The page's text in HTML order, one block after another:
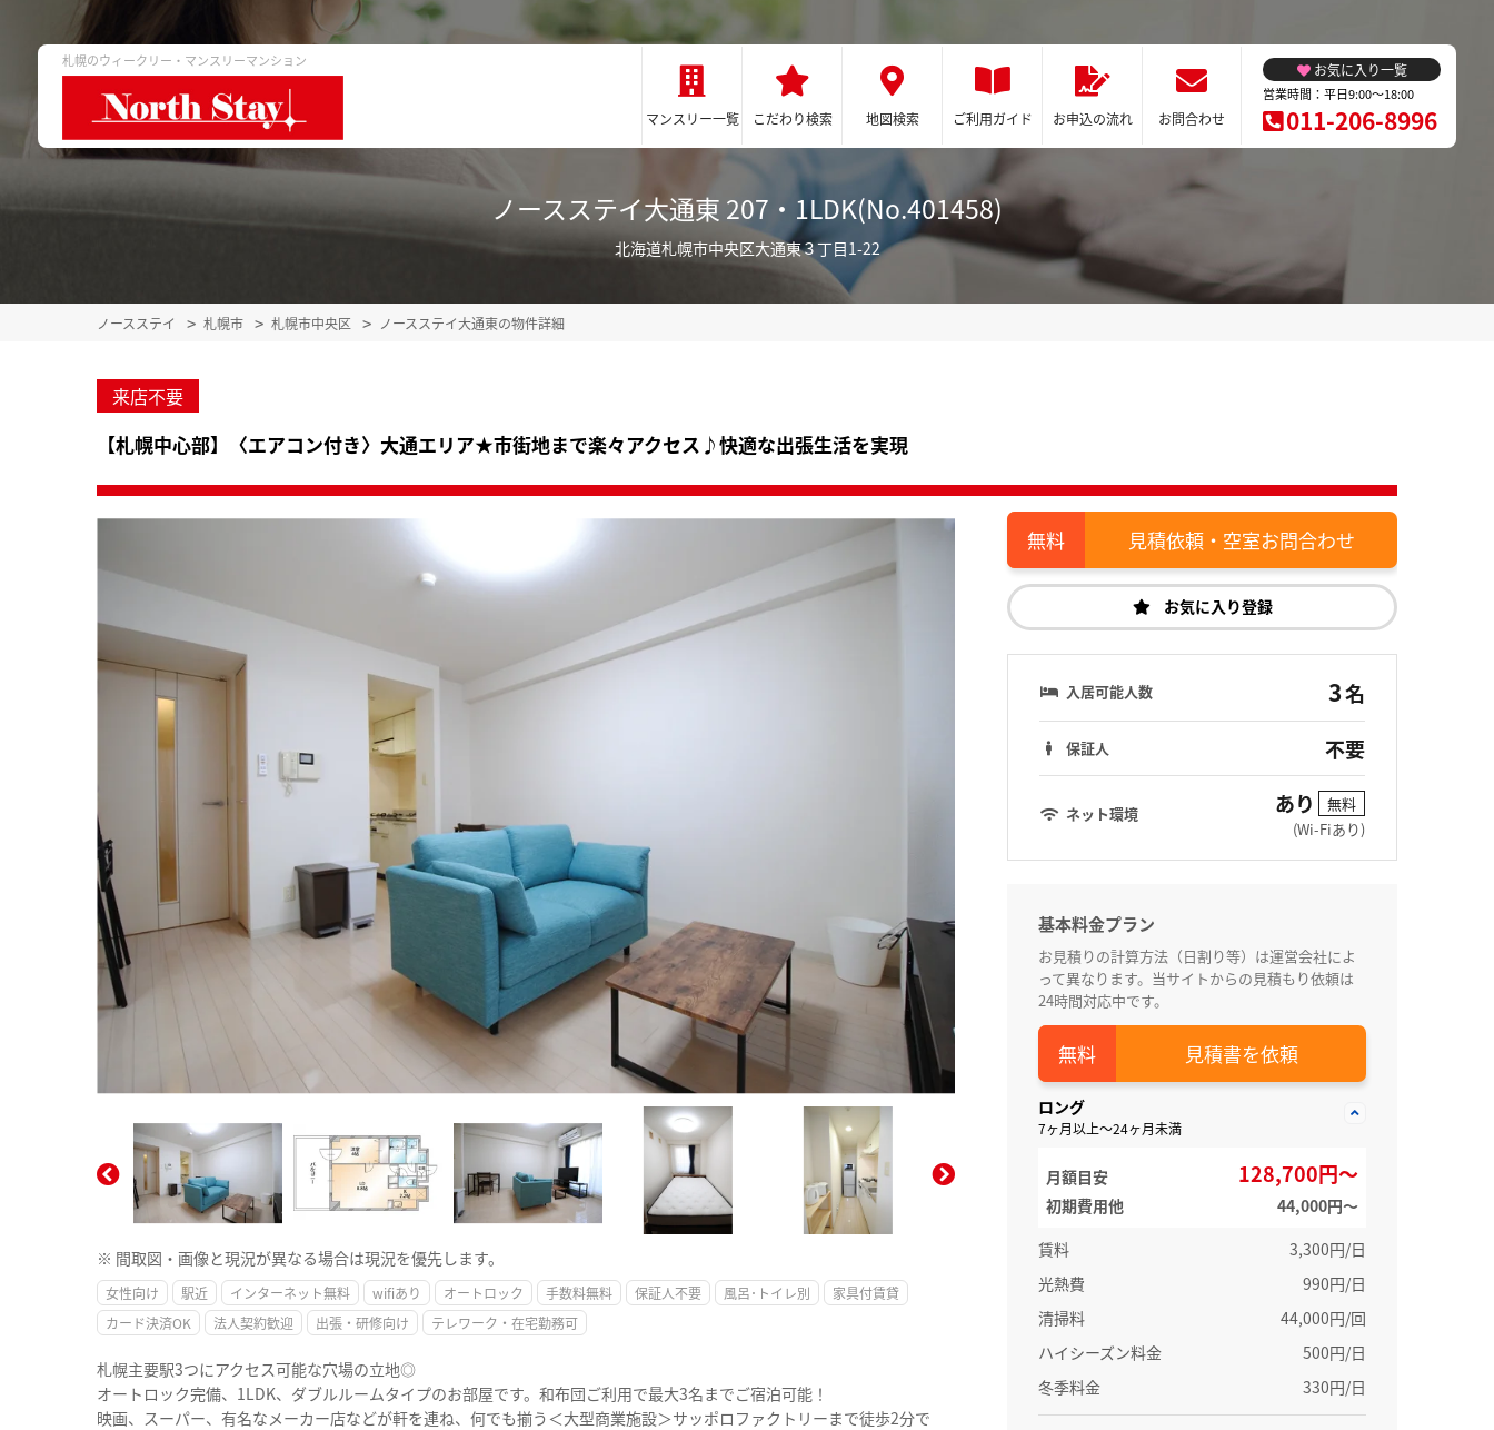
札幌のウィークリー・マンスリーマンション
マンスリー一覧 こだわり検索 地図検索 ご利用ガイド お申込の流れ お問合わせ
お気に入り一覧
営業時間：平日9:00～18:00
011-206-8996
ノースステイ大通東 207・1LDK(No.401458)
北海道札幌市中央区大通東３丁目1-22
ノースステイ 札幌市 札幌市中央区 ノースステイ大通東の物件詳細
来店不要
【札幌中心部】〈エアコン付き〉大通エリア★市街地まで楽々アクセス♪快適な出張生活を実現
※ 間取図・画像と現況が異なる場合は現況を優先します。
女性向け 駅近 インターネット無料 wifiあり オートロック 手数料無料 保証人不要 風呂･トイレ別
家具付賃貸
カード決済OK
法人契約歓迎 出張・研修向け テレワーク・在宅勤務可
札幌主要駅3つにアクセス可能な穴場の立地◎
オートロック完備、1LDK、ダブルルームタイプのお部屋です。和布団ご利用で最大3名までご宿泊可能！
映画、スーパー、有名なメーカー店などが軒を連ね、何でも揃う＜大型商業施設＞サッポロファクトリーまで徒歩2分で
見積依頼・空室お問合わせ
お気に入り登録
入居可能人数 3名
保証人 不要
ネット環境 あり
無料
(Wi-Fiあり)
基本料金プラン
お見積りの計算方法（日割り等）は運営会社によ
って異なります。当サイトからの見積もり依頼は
24時間対応中です。
見積書を依頼
ロング
7ヶ月以上～24ヶ月未満
月額目安 128,700円～
初期費用他
44,000円〜
賃料
3,300円/日
光熱費
990円/日
清掃料
44,000円/回
ハイシーズン料金
500円/日
冬季料金
330円/日